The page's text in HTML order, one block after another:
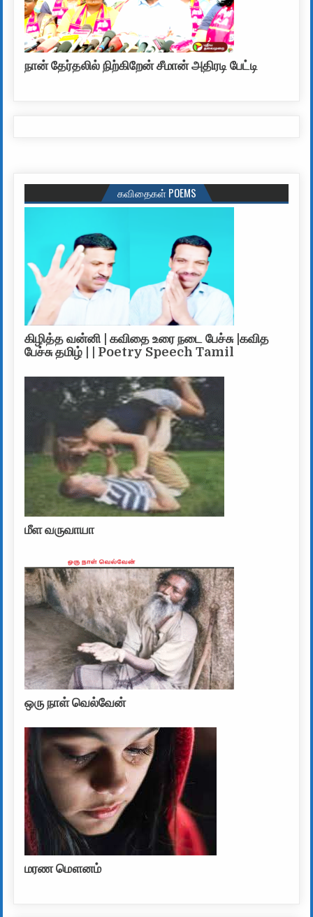
நான் தேர்தலில் நிற்கிறேன் சீமான் அதிரடி பேட்டி
கவிதைகள் POEMS
கிழித்த வன்னி | கவிதை உரை நடை பேச்சு |கவித
பேச்சு தமிழ் | | Poetry Speech Tamil
மீள வருவாயா
ஒரு நாள் வெல்வேன்
மரண மௌனம்